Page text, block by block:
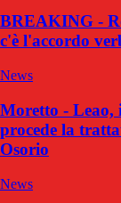
BREAKING -
c'è l'accordo
News
Moretto - Leao,
procede la
Osorio
News